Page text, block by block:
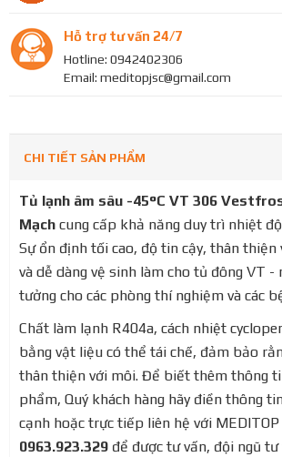
Hỗ trợ tư vấn 24/7
Hotline: 0942402306
Email: meditopjsc@gmail.com
CHI TIẾT SẢN PHẨM
Tủ lạnh âm sâu -45°C VT 306
Mạch cung cấp khả năng duy trì nhiệt
Sự ổn định tối cao, độ tin cậy, thân thiện
và dễ dàng vệ sinh làm cho tủ đông VT
tưởng cho các phòng thí nghiệm và các
Chất làm lạnh R404a, cách nhiệt
bằng vật liệu có thể tái chế, đảm bảo
thân thiện với môi. Để biết thêm thông
phẩm, Quý khách hàng hãy điền thông
cạnh hoặc trực tiếp liên hệ với
0963.923.329 để được tư vấn, đội ngũ tư